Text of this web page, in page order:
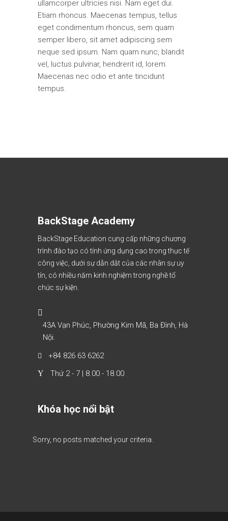
ullamcorper ultricies nisi. Nam eget dui.
Etiam rhoncus. Maecenas tempus, tellus
eget condimentum rhoncus, sem quam
semper libero, sit amet adipiscing sem
neque sed ipsum. Nam quam nunc, blandit
vel, luctus pulvinar, hendrerit id, lorem.
Maecenas nec odio et ante tincidunt
tempus.
BackStage Academy
BackStage Education cung cấp những chương
trình đào tạo có tính ứng dụng cao trong thực tế
công việc, dưới sự dẫn dắt của các nhân sự uy
tín, có nhiều năm kinh nghiệm trong nghề tổ
chức sự kiện.
43A Vạn Phúc, Phường Kim Mã, Ba Đình, Hà
Nội.
+84 826 63 6262
Thứ 2 - 7 | 8.00 - 18.00
Khóa học nổi bật
Sorry, no posts matched your criteria.